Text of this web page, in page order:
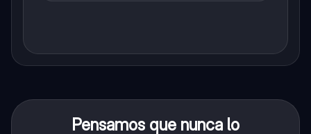
Pensamos que nunca lo